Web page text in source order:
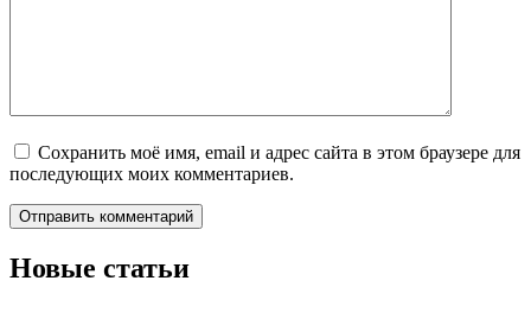
Сохранить моё имя, email и адрес сайта в этом браузере для
последующих моих комментариев.
Новые статьи